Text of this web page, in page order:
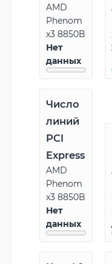
AMD
Phenom
x3 8850B
Нет
данных
Число
линий
PCI
Express
AMD
Phenom
x3 8850B
Нет
данных